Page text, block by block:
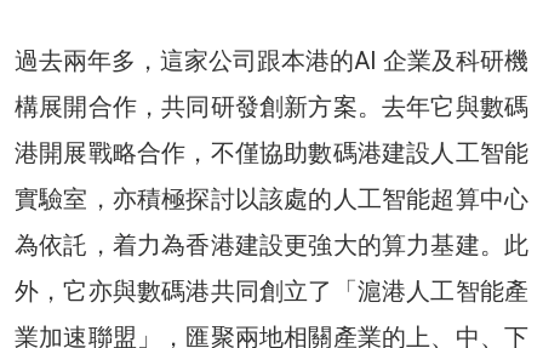
過去兩年多，這家公司跟本港的AI 企業及科研機
構展開合作，共同研發創新方案。去年它與數碼
港開展戰略合作，不僅協助數碼港建設人工智能
實驗室，亦積極探討以該處的人工智能超算中心
為依託，着力為香港建設更強大的算力基建。此
外，它亦與數碼港共同創立了「滬港人工智能產
業加速聯盟」，匯聚兩地相關產業的上、中、下